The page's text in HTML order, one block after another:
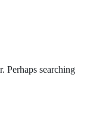
Perhaps searching